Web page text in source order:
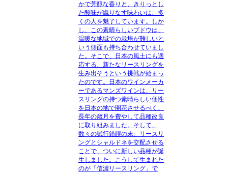
かで芳醇な香りと、きりっとし
た酸味が織りなす味わいは、多
くの人を魅了しています。しか
し、この素晴らしいブドウは、
温暖な地域での栽培が難しいと
いう側面も持ち合わせていまし
た。そこで、日本の風土にも適
応する、新たなリースリングを
生み出そうという挑戦が始まっ
たのです。日本のワインメーカ
ーであるマンズワインは、リー
スリングの持つ素晴らしい個性
を日本の地で開花させるべく、
長年の歳月を費やして品種改良
に取り組みました。そして、
数々の試行錯誤の末、リースリ
ングとシャルドネを交配させる
ことで、ついに新しい品種が誕
生しました。こうして生まれた
のが「信濃リースリング」で